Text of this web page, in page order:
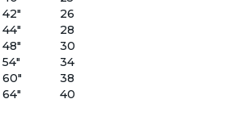
42"
26
44"
28
48"
30
54"
34
60"
38
64" 40